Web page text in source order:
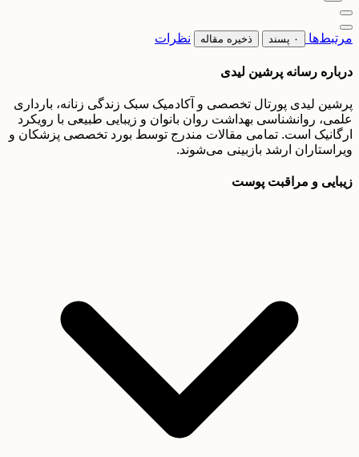
مرتبط‌ها ۰ پسند ذخیره مقاله نظرات
درباره رسانه پرشین لیدی
پرشین لیدی پورتال تخصصی و آکادمیک سبک زندگی زنانه، بارداری
علمی، روانشناسی بهداشت روان بانوان و زیبایی طبیعی با رویکرد
ارگانیک است. تمامی مقالات مندرج توسط بورد تخصصی پزشکان و
ویراستاران ارشد بازبینی می‌شوند.
زیبایی و مراقبت پوست